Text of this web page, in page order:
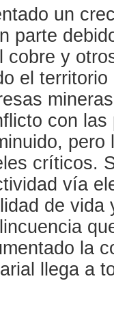
un
parte
cobre y
el
con
críticos.
vía
de
la
llega a